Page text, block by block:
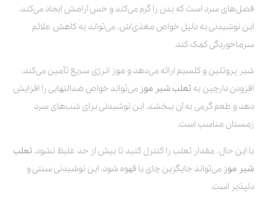
فصل‌های سرد است که بدن را گرم می‌کند و حس آرامش ایجاد می‌کند.
این نوشیدنی به دلیل خواص مغذی‌اش، می‌تواند به کاهش علائم
سرماخوردگی کمک کند.
شیر پروتئین و کلسیم ارائه می‌دهد و موز انرژی سریع تأمین می‌کند.
افزودن دارچین به ثعلب شیر موز می‌تواند خواص ضدالتهابی را افزایش
دهد و طعم گرمی به آن ببخشد. این نوشیدنی برای شب‌های سرد
زمستان مناسب است.
با این حال، مقدار ثعلب را کنترل کنید تا بیش از حد غلیظ نشود. ثعلب
شیر موز می‌تواند جایگزین چای یا قهوه شود. این نوشیدنی سنتی و
دلپذیر است.